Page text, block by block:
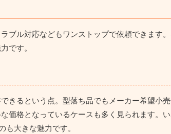
ブル対応などもワンストップで依頼できます
です。
きるという点。型落ち品でもメーカー希望小
価格となっているケースも多く見られます。
大きな魅力です。